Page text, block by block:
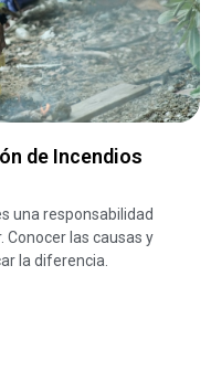
de Incendios
una responsabilidad
las causas y
la diferencia.